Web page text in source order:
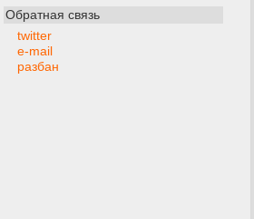
Обратная связь
twitter
e-mail
разбан